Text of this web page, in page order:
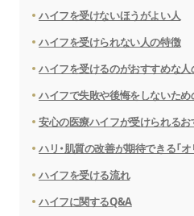
ハイフを受けないほうがよい人
ハイフを受けられない人の特徴
ハイフを受けるのがおすすめな人
ハイフで失敗や後悔をしないた
安心の医療ハイフが受けられる
ハリ・肌質の改善が期待できる「
ハイフを受ける流れ
ハイフに関するQ&A